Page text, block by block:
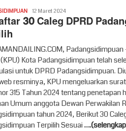
Redaksi
12 Maret 2024
30 Caleg DPRD
Kota Padangsidimpuan telah
untuk DPRD Padangsidimpuan.
resminya, KPU mengeluarkan
315 Tahun 2024 tentang penetapan
Umum anggota Dewan Perwakilan
tahun 2024, Berikut 30
Terpilih Sesuai